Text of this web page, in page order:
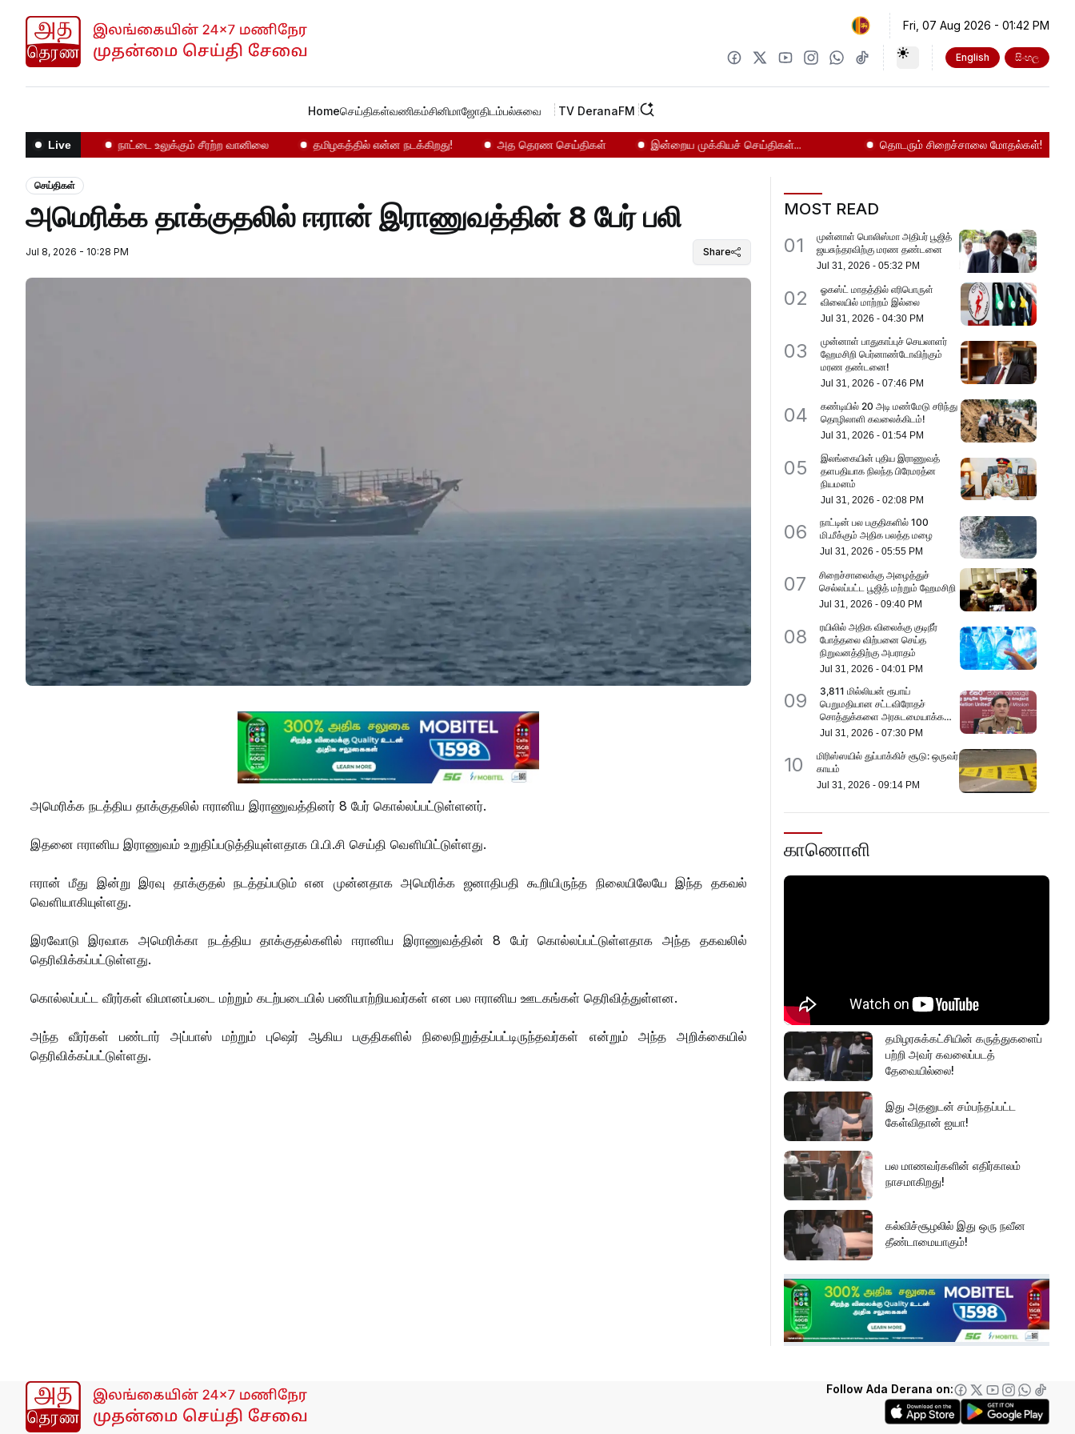
Fri, 07 Aug 2026 - 01:42 PM
English සිංහල
Homeசெய்திகள்வணிகம்சினிமாஜோதிடம்பல்சுவை TV DeranaFM
Live
மோதல்கள்! நாட்டை உலுக்கும் சீரற்ற வானிலை தமிழகத்தில் என்ன நடக்கிறது! அத தெரண செய்திகள் இன்றைய முக்கியச் செய்திகள்... தொடரும் சிறைச்சாலை மோதல்கள்!
செய்திகள்
அமெரிக்க தாக்குதலில் ஈரான் இராணுவத்தின் 8 பேர் பலி
Jul 8, 2026 - 10:28 PM Share
அமெரிக்க நடத்திய தாக்குதலில் ஈரானிய இராணுவத்தினர் 8 பேர் கொல்லப்பட்டுள்ளனர்.
இதனை ஈரானிய இராணுவம் உறுதிப்படுத்தியுள்ளதாக பி.பி.சி செய்தி வௌியிட்டுள்ளது.
ஈரான் மீது இன்று இரவு தாக்குதல் நடத்தப்படும் என முன்னதாக அமெரிக்க ஜனாதிபதி கூறியிருந்த நிலையிலேயே இந்த தகவல்
வௌியாகியுள்ளது.
இரவோடு இரவாக அமெரிக்கா நடத்திய தாக்குதல்களில் ஈரானிய இராணுவத்தின் 8 பேர் கொல்லப்பட்டுள்ளதாக அந்த தகவலில்
தெரிவிக்கப்பட்டுள்ளது.
கொல்லப்பட்ட வீரர்கள் விமானப்படை மற்றும் கடற்படையில் பணியாற்றியவர்கள் என பல ஈரானிய ஊடகங்கள் தெரிவித்துள்ளன.
அந்த வீரர்கள் பண்டார் அப்பாஸ் மற்றும் புஷெர் ஆகிய பகுதிகளில் நிலைநிறுத்தப்பட்டிருந்தவர்கள் என்றும் அந்த அறிக்கையில்
தெரிவிக்கப்பட்டுள்ளது.
MOST READ
01
முன்னாள் பொலிஸ்மா அதிபர் பூஜித்
ஜயசுந்தரவிற்கு மரண தண்டனை
Jul 31, 2026 -05:32 PM
02
ஓகஸ்ட் மாதத்தில் எரிபொருள்
விலையில் மாற்றம் இல்லை
Jul 31, 2026 -04:30 PM
03
முன்னாள் பாதுகாப்புச் செயலாளர்
ஹேமசிறி பெர்னாண்டோவிற்கும்
மரண தண்டனை!
Jul 31, 2026 -07:46 PM
04
கண்டியில் 20 அடி மண்மேடு சரிந்து
தொழிலாளி கவலைக்கிடம்!
Jul 31, 2026 -01:54 PM
05
இலங்கையின் புதிய இராணுவத்
தளபதியாக நிலந்த பிரேமரத்ன
நியமனம்
Jul 31, 2026 -02:08 PM
06
நாட்டின் பல பகுதிகளில் 100
மி.மீக்கும் அதிக பலத்த மழை
Jul 31, 2026 -05:55 PM
07
சிறைச்சாலைக்கு அழைத்துச்
செல்லப்பட்ட பூஜித் மற்றும் ஹேமசிறி
Jul 31, 2026 -09:40 PM
08
ரயிலில் அதிக விலைக்கு குடிநீர் ​
போத்தலை விற்பனை செய்த
நிறுவனத்திற்கு அபராதம்
Jul 31, 2026 -04:01 PM
09
3,811 மில்லியன் ரூபாய்
பெறுமதியான சட்டவிரோதச்
சொத்துக்களை அரசுடமையாக்க
அவதானம்
Jul 31, 2026 -07:30 PM
10
மிரிஸ்ஸயில் துப்பாக்கிச் சூடு: ஒருவர்
காயம்
Jul 31, 2026 -09:14 PM
காணொளி
தமிழரசுக்கட்சியின் கருத்துகளைப்
பற்றி அவர் கவலைப்படத்
தேவையில்லை!
இது அதனுடன் சம்பந்தப்பட்ட
கேள்விதான் ஐயா!
பல மாணவர்களின் எதிர்காலம்
நாசமாகிறது!
கல்விச்சூழலில் இது ஒரு நவீன
தீண்டாமையாகும்!
தமிழர் பகுதிகளில் ஏன் இவ்வாறு
நடக்கிறது?
அரசின் மீது மேலும் சந்தேகத்தை
செம்மறி என்று கூறுவது பிழை!
Follow Ada Derana on: